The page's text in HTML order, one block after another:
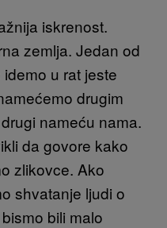
iskrenost.
zemlja. Jedan od
u rat jeste
drugim
nameću nama.
da govore kako
zlikovce. Ako
shvatanje ljudi o
bili malo